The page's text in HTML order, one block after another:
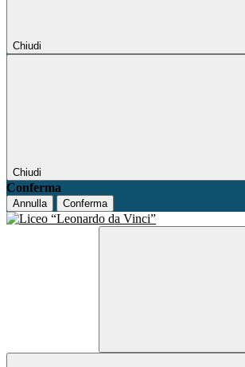
Chiudi
Chiudi
Conferma
Annulla Conferma